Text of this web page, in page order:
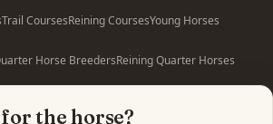
Trail CoursesReining CoursesYoung Horses
Horse BreedersReining Quarter Horses
the horse?